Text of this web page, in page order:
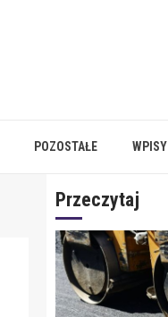
POZOSTAŁE WPISY
Przeczytaj